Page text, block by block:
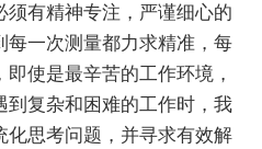
有精神专注，严谨细心的
每一次测量都力求精准，每
使是最辛苦的工作环境，
到复杂和困难的工作时，我
化思考问题，并寻求有效解